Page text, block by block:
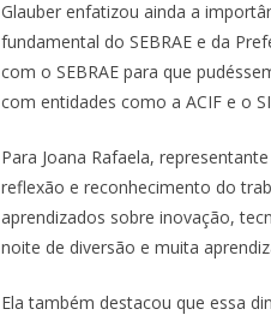
Glauber enfatizou ainda a
fundamental do SEBRAE e da
com o SEBRAE para que
com entidades como a ACIF e o
Para Joana Rafaela,
reflexão e reconhecimento do
aprendizados sobre inovação,
noite de diversão e muita
Ela também destacou que essa